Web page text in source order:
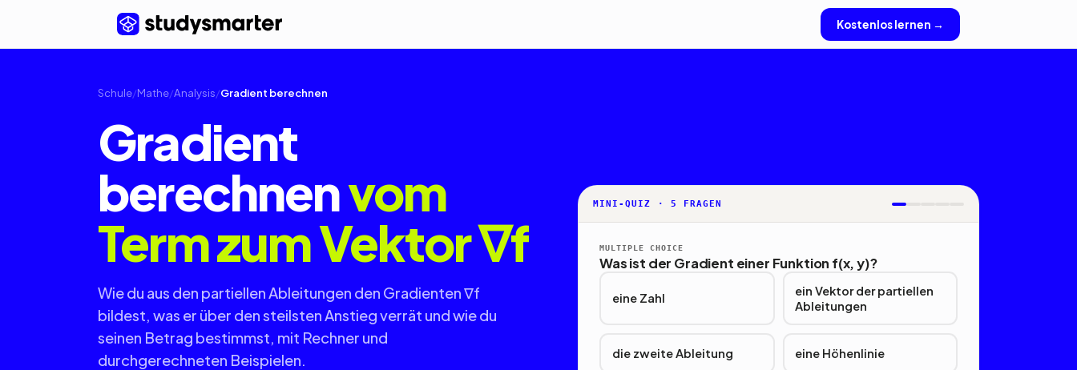
Kostenlos lernen →
Schule/Mathe/Analysis/Gradient berechnen
Gradient
berechnenvom
Term zum Vektor ∇f
Wie du aus den partiellen Ableitungen den Gradienten ∇f
bildest, was er über den steilsten Anstieg verrät und wie du
seinen Betrag bestimmst, mit Rechner und
durchgerechneten Beispielen.
MINI-QUIZ · 5 FRAGEN
MULTIPLE CHOICE
Was ist der Gradient einer Funktion f(x, y)?
eine Zahl
ein Vektor der partiellen
Ableitungen
die zweite Ableitung eine Höhenlinie